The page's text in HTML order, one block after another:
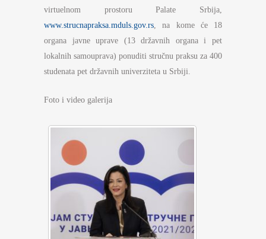
virtuelnom prostoru Palate Srbija,
www.strucnapraksa.mduls.gov.rs, na kome će 18
organa javne uprave (13 državnih organa i pet
lokalnih samouprava) ponuditi stručnu praksu za 400
studenata pet državnih univerziteta u Srbiji.
Foto i video galerija